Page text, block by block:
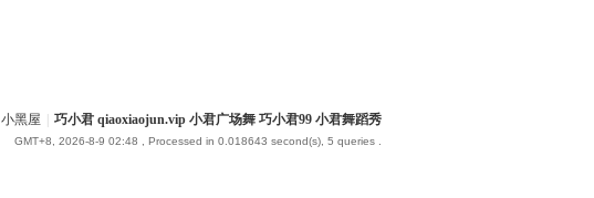
小黑屋 巧小君 qiaoxiaojun.vip 小君广场舞 巧小君99 小君舞蹈秀
GMT+8, 2026-8-9 02:48 , Processed in 0.018643 second(s), 5 queries .